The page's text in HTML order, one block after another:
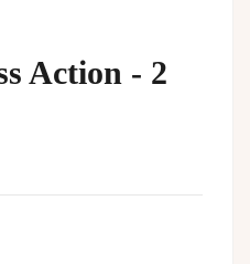
Action - 2